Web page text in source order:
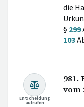
die
§ 299
103
Entscheidung
aufrufen
981.
vom